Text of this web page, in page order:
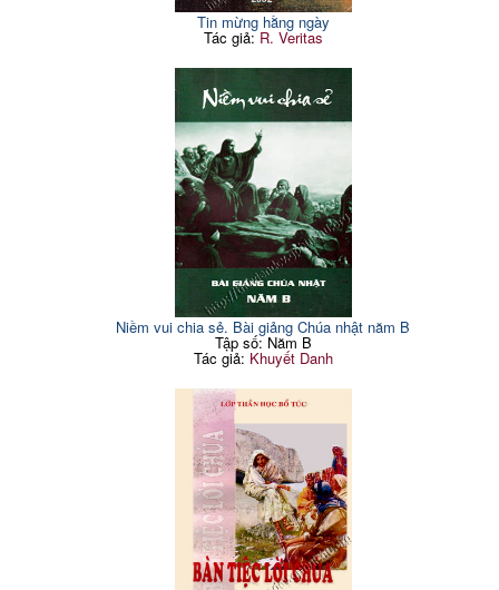
Tin mừng hằng ngày
Tác giả:R. Veritas
Niềm vui chia sẻ. Bài giảng Chúa nhật năm B
Tập số: Năm B
Tác giả: Khuyết Danh